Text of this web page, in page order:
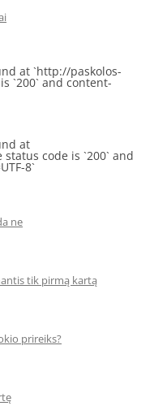
at `http://paskolos-
`200` and content-
at
code is `200` and
8`
ne
tik pirmą kartą
prireiks?